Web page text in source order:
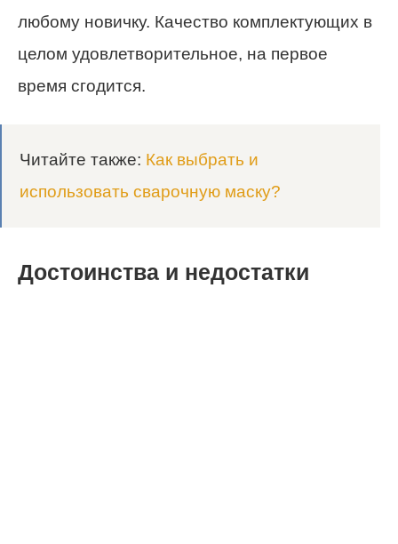
любому новичку. Качество комплектующих в
целом удовлетворительное, на первое
время сгодится.
Читайте также: Как выбрать и
использовать сварочную маску?
Достоинства и недостатки